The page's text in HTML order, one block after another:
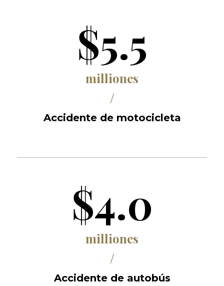
$5.5
milliones
/
Accidente de motocicleta
$4.0
milliones
/
Accidente de autobús